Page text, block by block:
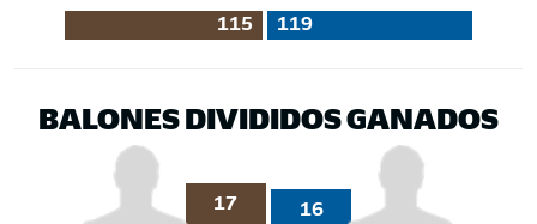
115 119
BALONES DIVIDIDOS GANADOS
17 16